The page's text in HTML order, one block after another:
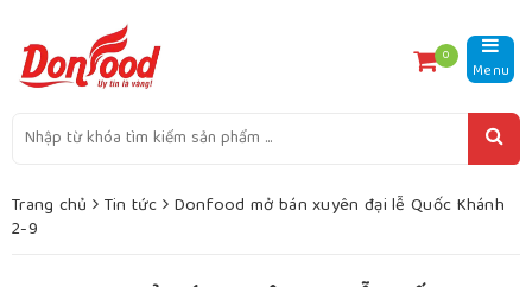
0
Menu
Trang chủ Tin tức Donfood mở bán xuyên đại lễ Quốc Khánh
2-9